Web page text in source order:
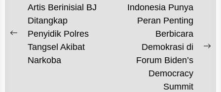
NAVIGASI
POS
Previous
Artis Berinisial BJ
Ditangkap
Penyidik Polres
Tangsel Akibat
Narkoba
Indonesia Punya
Peran Penting
Berbicara
Demokrasi di
Forum Biden’s
Democracy
Summit